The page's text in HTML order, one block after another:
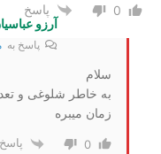
0
پاسخ
آرزو
پاسخ به
سلام
به خاطر شلوغی و
زمان میبره
0 پاسخ